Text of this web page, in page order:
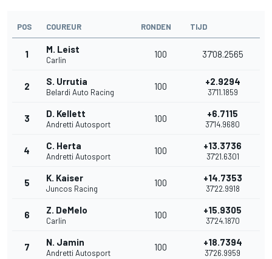
POS COUREUR RONDEN TIJD
1 M. Leist
Carlin
100 37'08.2565
2 S. Urrutia
Belardi Auto Racing
100 +2.9294
37'11.1859
3 D. Kellett
Andretti Autosport
100 +6.7115
37'14.9680
4 C. Herta
Andretti Autosport
100 +13.3736
37'21.6301
5 K. Kaiser
Juncos Racing
100 +14.7353
37'22.9918
6 Z. DeMelo
Carlin
100 +15.9305
37'24.1870
7 N. Jamin
Andretti Autosport
100 +18.7394
37'26.9959